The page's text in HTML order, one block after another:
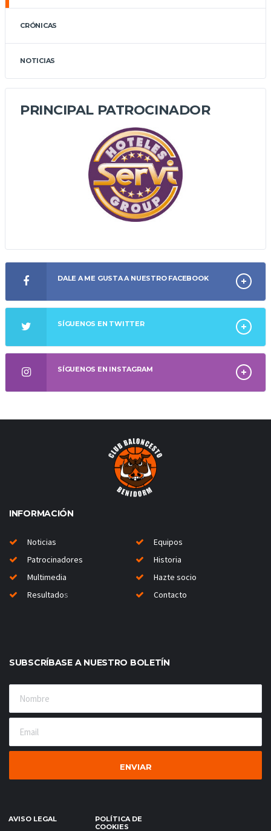
CRÓNICAS
NOTICIAS
PRINCIPAL PATROCINADOR
DALE A ME GUSTA A NUESTRO FACEBOOK
SÍGUENOS EN TWITTER
SÍGUENOS EN INSTAGRAM
INFORMACIÓN
Noticias
Equipos
Patrocinadores
Historia
Multimedia
Hazte socio
Resultados Contacto
SUBSCRÍBASE A NUESTRO BOLETÍN
AVISO LEGAL
POLÍTICA DE
COOKIES